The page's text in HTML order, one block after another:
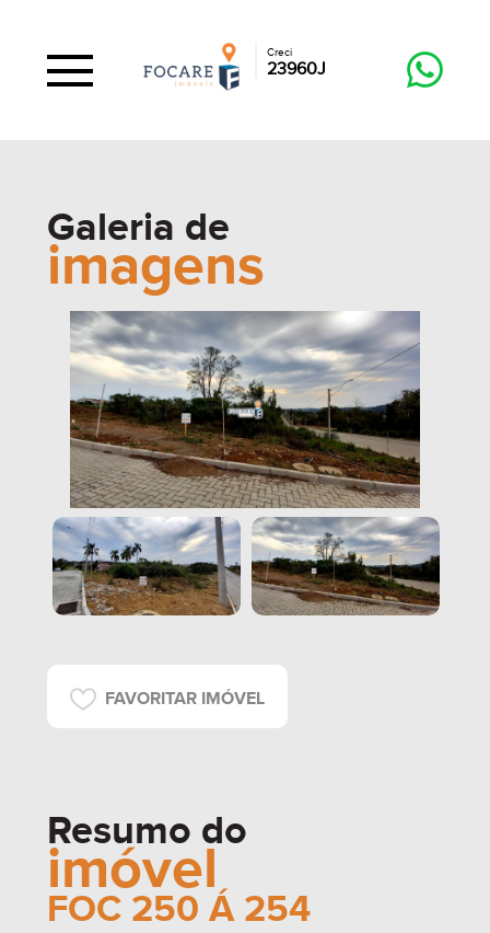
Creci
23960J
Galeria de
imagens
FAVORITAR IMÓVEL
Resumo do
imóvel
FOC 250 Á 254